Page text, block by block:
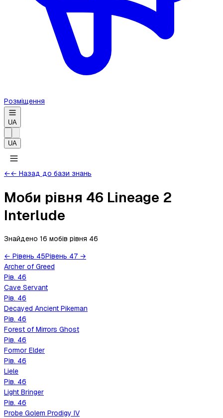
Розміщення
UA
UA
←← Назад до бази знань
Моби рівня 46 Lineage 2
Interlude
Знайдено 16 мобів рівня 46
← Рівень 45Рівень 47 →
Archer of Greed
Рів. 46
Cave Servant
Рів. 46
Decayed Ancient Pikeman
Рів. 46
Forest of Mirrors Ghost
Рів. 46
Formor Elder
Рів. 46
Liele
Рів. 46
Light Bringer
Рів. 46
Probe Golem Prodigy IV